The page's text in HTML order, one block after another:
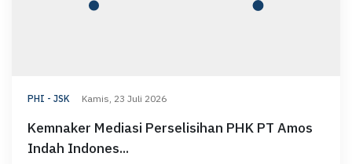
PHI - JSK Kamis, 23 Juli 2026
Kemnaker Mediasi Perselisihan PHK PT Amos
Indah Indones...